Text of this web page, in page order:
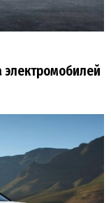
электромобилей